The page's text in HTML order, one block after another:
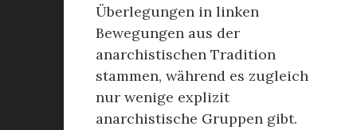
Überlegungen in linken
Bewegungen aus der
anarchistischen Tradition
stammen, während es zugleich
nur wenige explizit
anarchistische Gruppen gibt.